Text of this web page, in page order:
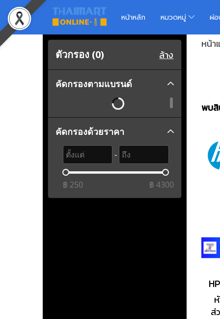
หน้าหลัก หมวดหมู่ ผ่
หน้า
พบสิ
ส่
ตัวกรอง (0) ล้าง
คัดกรองตามแบรนด์
คัดกรองด้วยราคา
-
฿ 250 ฿ 4300